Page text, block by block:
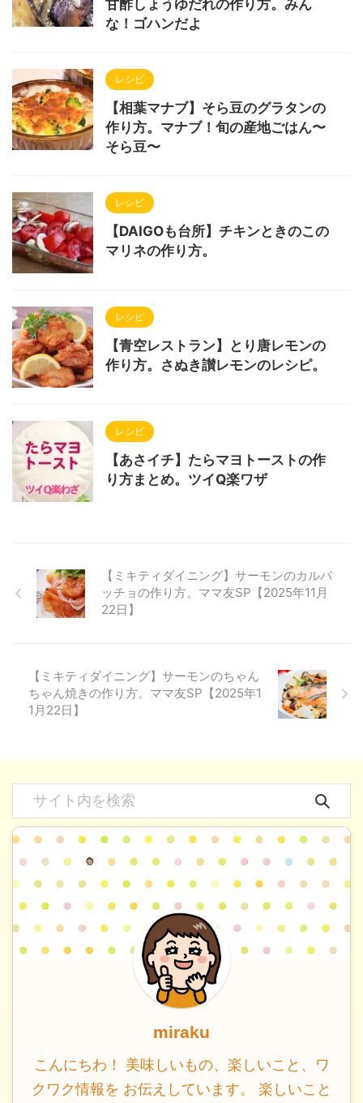
甘酢しょうゆだれの作り方。みん
な！ゴハンだよ
レシピ
【相葉マナブ】そら豆のグラタンの
作り方。マナブ！旬の産地ごはん〜
そら豆〜
レシピ
【DAIGOも台所】チキンときのこの
マリネの作り方。
レシピ
【青空レストラン】とり唐レモンの
作り方。さぬき讃レモンのレシピ。
レシピ
【あさイチ】たらマヨトーストの作
り方まとめ。ツイQ楽ワザ
【ミキティダイニング】サーモンのカルパ
ッチョの作り方。ママ友SP【2025年11月
22日】
【ミキティダイニング】サーモンのちゃん
ちゃん焼きの作り方。ママ友SP【2025年1
1月22日】
miraku
こんにちわ！ 美味しいもの、楽しいこと、ワ
クワク情報を お伝えしています。 楽しいこと